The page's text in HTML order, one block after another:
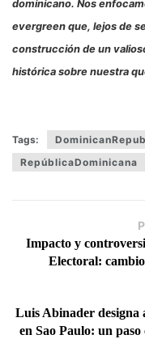
dominicano. Nos
evergreen que, lejos de
construcción de un
histórica sobre nuestra
Tags:
RepúblicaDominicana
Impacto y
Electoral:
Luis Abinader designa
en Sao Paulo: un